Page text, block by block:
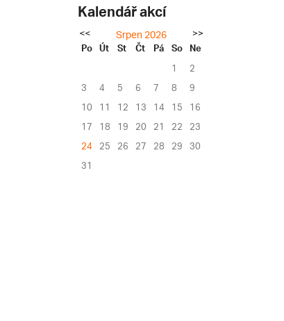
Kalendář akcí
<< Srpen 2026 >>
Po Út St Čt Pá So Ne
1
2
3
4 5 6 7 8
9
10 11 12 13 14 15 16
17 18 19 20 21 22 23
24 25 26 27 28 29 30
31